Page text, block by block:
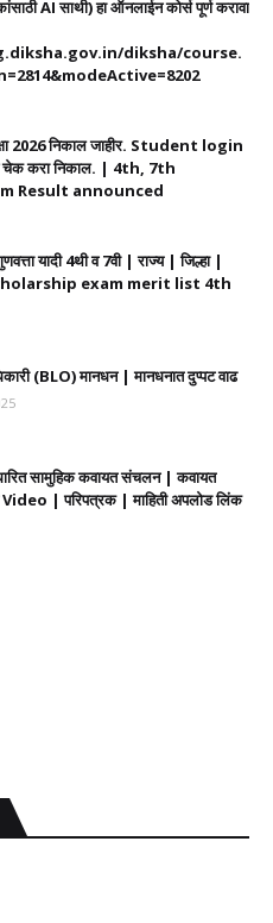
AI साथी) हा ऑनलाईन कोर्स पूर्ण करावा
diksha/course.
2026 निकाल जाहीर. Student login
करा निकाल. | 4th, 7th
Result announced
यादी 4थी व 7वी | राज्य | जिल्हा |
Scholarship exam merit list 4th
(BLO) मानधन | मानधनात दुप्पट वाढ
सामुहिक कवायत संचलन | कवायत
Video | परिपत्रक | माहिती अपलोड लिंक